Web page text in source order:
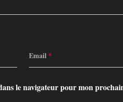
Email *
le navigateur pour mon